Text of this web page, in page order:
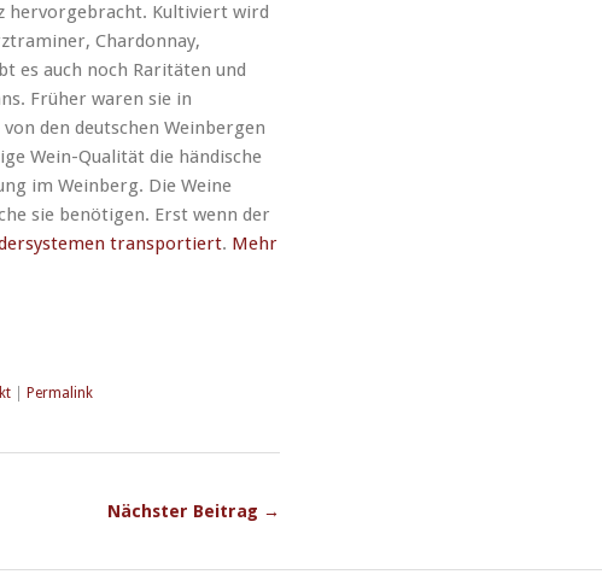
hervorgebracht. Kultiviert wird
Chardonnay,
es auch noch Raritäten und
Früher waren sie in
den deutschen Weinbergen
Wein-Qualität die händische
im Weinberg. Die Weine
sie benötigen. Erst wenn der
transportiert. Mehr
Permalink
Nächster Beitrag →